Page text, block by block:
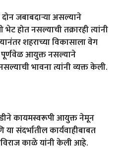
जबाबदाऱ्या असल्याने
भेट होत नसल्याची तक्रारही त्यांनी
शहराच्या विकासाला वेग
पूर्णवेळ आयुक्त नसल्याने
भावना त्यांनी व्यक्त केली.
कायमस्वरूपी आयुक्त नेमून
या संदर्भातील कार्यवाहीबाबत
काळे यांनी केली आहे.